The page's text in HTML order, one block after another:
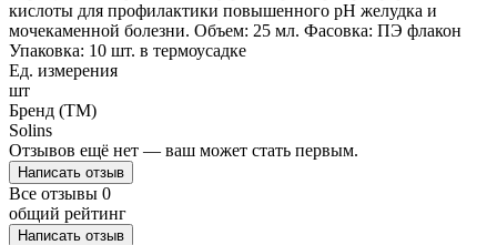
кислоты для профилактики повышенного рН желудка и
мочекаменной болезни. Объем: 25 мл. Фасовка: ПЭ флакон
Упаковка: 10 шт. в термоусадке
Ед. измерения
шт
Бренд (ТМ)
Solins
Отзывов ещё нет — ваш может стать первым.
Написать отзыв
Все отзывы 0
общий рейтинг
Написать отзыв